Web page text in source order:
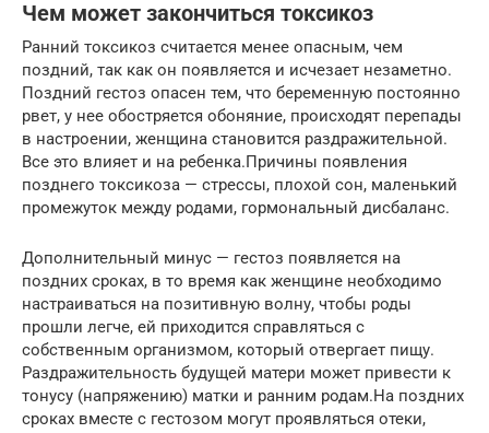
Чем может закончиться токсикоз
Ранний токсикоз считается менее опасным, чем
поздний, так как он появляется и исчезает незаметно.
Поздний гестоз опасен тем, что беременную постоянно
рвет, у нее обостряется обоняние, происходят перепады
в настроении, женщина становится раздражительной.
Все это влияет и на ребенка.Причины появления
позднего токсикоза — стрессы, плохой сон, маленький
промежуток между родами, гормональный дисбаланс.
Дополнительный минус — гестоз появляется на
поздних сроках, в то время как женщине необходимо
настраиваться на позитивную волну, чтобы роды
прошли легче, ей приходится справляться с
собственным организмом, который отвергает пищу.
Раздражительность будущей матери может привести к
тонусу (напряжению) матки и ранним родам.На поздних
сроках вместе с гестозом могут проявляться отеки,